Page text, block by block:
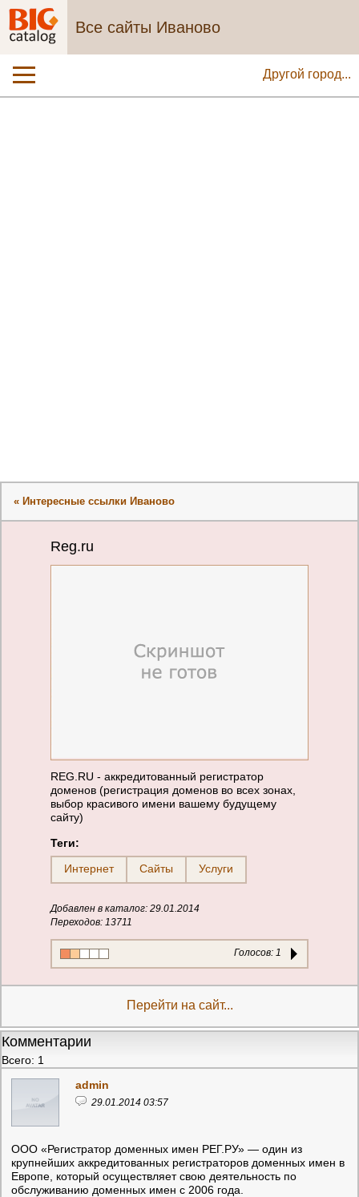
Все сайты Иваново
Другой город...
« Интересные ссылки Иваново
Reg.ru
REG.RU - аккредитованный регистратор
доменов (регистрация доменов во всех зонах,
выбор красивого имени вашему будущему
сайту)
Теги:
Интернет
Сайты Услуги
Добавлен в каталог: 29.01.2014
Переходов: 13711
Голосов: 1
Перейти на сайт...
Комментарии
Всего: 1
admin
29.01.2014 03:57
ООО «Регистратор доменных имен РЕГ.РУ» — один из
крупнейших аккредитованных регистраторов доменных имен в
Европе, который осуществляет свою деятельность по
обслуживанию доменных имен с 2006 года.